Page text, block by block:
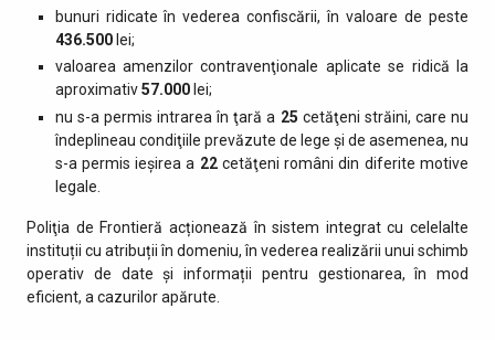
bunuri ridicate în vederea confiscării, în valoare de peste
436.500 lei;
valoarea amenzilor contravenţionale aplicate se ridică la
aproximativ57.000lei;
nu s-a permis intrarea în ţară a 25 cetăţeni străini, care nu
îndeplineau condiţiile prevăzute de lege şi de asemenea, nu
s-a permis ieşirea a 22 cetăţeni români din diferite motive
legale.
Poliţia de Frontieră acționează în sistem integrat cu celelalte
instituții cu atribuții în domeniu, în vederea realizării unui schimb
operativ de date și informații pentru gestionarea, în mod
eficient, a cazurilor apărute.